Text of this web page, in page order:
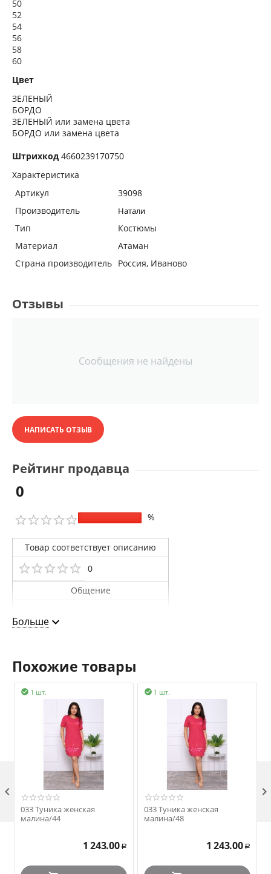
50
52
54
56
58
60
Цвет
ЗЕЛЕНЫЙ
БОРДО
ЗЕЛЕНЫЙ или замена цвета
БОРДО или замена цвета
Штрихкод 4660239170750
Характеристика
Артикул
39098
Производитель
Натали
Тип
Костюмы
Материал
Атаман
Страна производитель Россия, Иваново
Отзывы
Сообщения не найдены
НАПИСАТЬ ОТЗЫВ
Рейтинг продавца
0
%
Товар соответствует описанию
0
Общение
ОЦЕНИТЬ ПРОДАВЦА
Больше
Похожие товары
1 шт.

033 Туника женская
малина/44
1 243.00 Р
1 шт.

033 Туника женская
малина/48
1 243.00 Р
 